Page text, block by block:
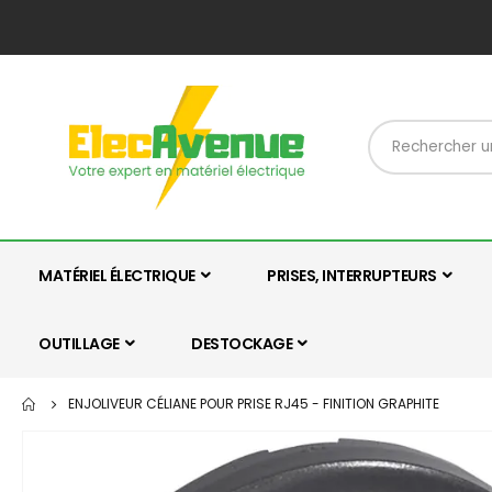
MATÉRIEL ÉLECTRIQUE PRISES, INTERRUPTEURS
OUTILLAGE DESTOCKAGE
ENJOLIVEUR CÉLIANE POUR PRISE RJ45 - FINITION GRAPHITE